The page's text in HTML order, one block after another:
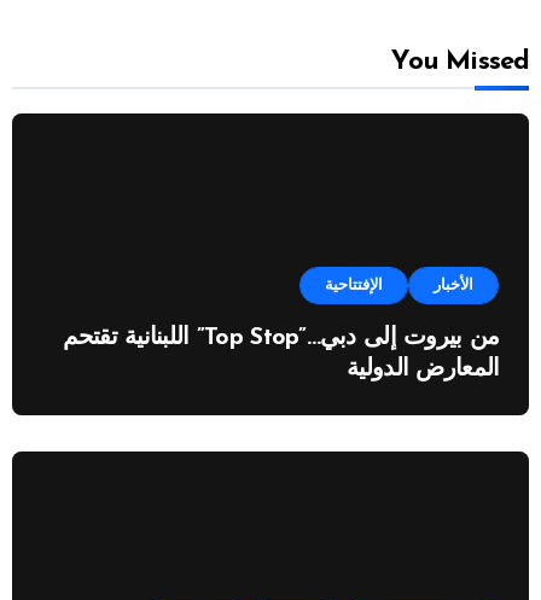
You Missed
الأخبار الإفتتاحية
من بيروت إلى دبي…”Top Stop” اللبنانية تقتحم
المعارض الدولية